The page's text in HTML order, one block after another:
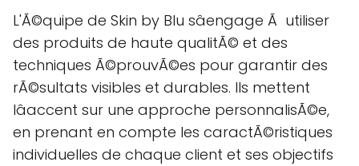
L'Ã©quipe de Skin by Blu sâengage Ã utiliser
des produits de haute qualitÃ© et des
techniques Ã©prouvÃ©es pour garantir des
rÃ©sultats visibles et durables. Ils mettent
lâaccent sur une approche personnalisÃ©e,
en prenant en compte les caractÃ©ristiques
individuelles de chaque client et ses objectifs